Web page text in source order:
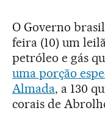
O Governo
feira (10) um
petróleo e gás
uma porção
Almada, a 130
corais de